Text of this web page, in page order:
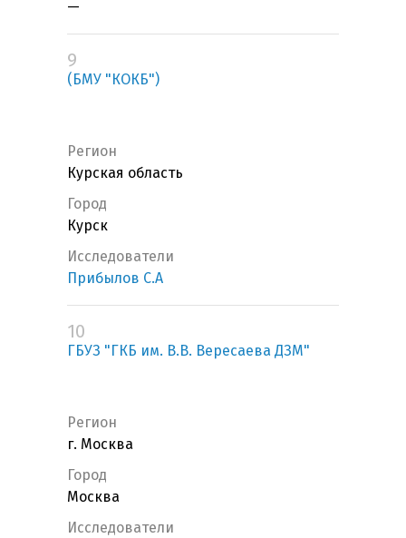
—
9
(БМУ "КОКБ")
Регион
Курская область
Город
Курск
Исследователи
Прибылов С.А
10
ГБУЗ "ГКБ им. В.В. Вересаева ДЗМ"
Регион
г. Москва
Город
Москва
Исследователи